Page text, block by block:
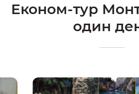
Економ-тур
один